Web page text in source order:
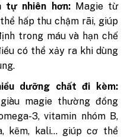
tự nhiên hơn: Magie từ
hấp thu chậm rãi, giúp
trong máu và hạn chế
có thể xảy ra khi dùng
dưỡng chất đi kèm:
magie thường đồng
3, vitamin nhóm B,
kẽm, kali… giúp cơ thể